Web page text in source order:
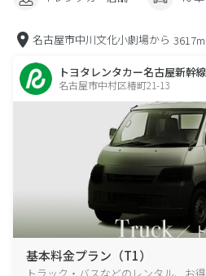
名古屋市中川文化小劇場から 3617m
トヨタレンタカー名古屋新幹
名古屋市中村区椿町21-13
基本料金プラン（T1）